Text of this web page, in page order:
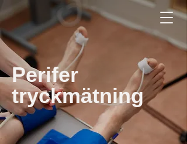
Perifer
tryckmätning